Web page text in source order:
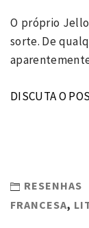
O próprio
sorte. De
DISCUTA O
RESENHAS
FRANCESA,